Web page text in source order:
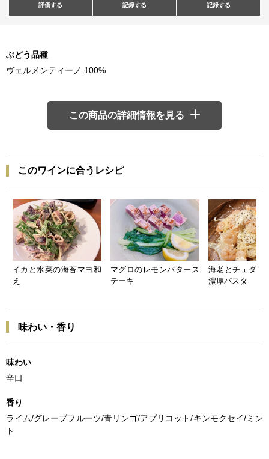
評価する
記録する
記録する
ぶどう品種
ヴェルメンティーノ 100%
この商品の詳細情報を見る
このワインに合うレシピ
イカと水菜の海苔マヨ和
え
マグロのレモンバタース
テーキ
海老とチェダー
濃厚パスタ
味わい・香り
味わい
辛口
香り
ライム/グレープフルーツ/青リンゴ/アプリコット/キンモクセイ/ミン
ト